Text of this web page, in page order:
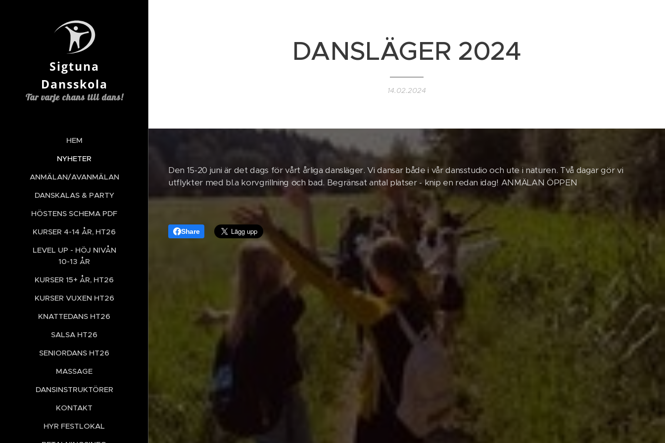
Sigtuna
Dansskola
Tar varje chans till dans!
HEM
NYHETER
ANMÄLAN/AVANMÄLAN
DANSKALAS & PARTY
HÖSTENS SCHEMA PDF
KURSER 4-14 ÅR, HT26
LEVEL UP - HÖJ NIVÅN
10-13 ÅR
KURSER 15+ ÅR, HT26
KURSER VUXEN HT26
KNATTEDANS HT26
SALSA HT26
SENIORDANS HT26
MASSAGE
DANSINSTRUKTÖRER
KONTAKT
HYR FESTLOKAL
DANSLÄGER 2024
14.02.2024
Den 15-20 juni är det dags för vårt årliga dansläger. Vi dansar både i vår dansstudio och ute i naturen. Två dagar gör vi
utflykter med bl.a korvgrillning och bad. Begränsat antal platser - knip en redan idag! ANMÄLAN ÖPPEN
Share